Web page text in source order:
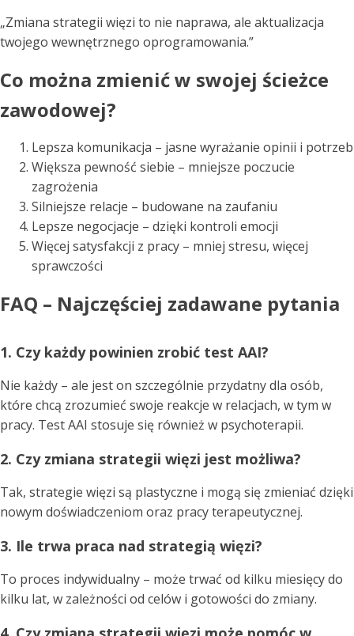
„Zmiana strategii więzi to nie naprawa, ale aktualizacja
twojego wewnętrznego oprogramowania.”
Co można zmienić w swojej ścieżce
zawodowej?
Lepsza komunikacja – jasne wyrażanie opinii i potrzeb
Większa pewność siebie – mniejsze poczucie
zagrożenia
Silniejsze relacje – budowane na zaufaniu
Lepsze negocjacje – dzięki kontroli emocji
Więcej satysfakcji z pracy – mniej stresu, więcej
sprawczości
FAQ – Najczęściej zadawane pytania
1. Czy każdy powinien zrobić test AAI?
Nie każdy – ale jest on szczególnie przydatny dla osób,
które chcą zrozumieć swoje reakcje w relacjach, w tym w
pracy. Test AAI stosuje się również w psychoterapii.
2. Czy zmiana strategii więzi jest możliwa?
Tak, strategie więzi są plastyczne i mogą się zmieniać dzięki
nowym doświadczeniom oraz pracy terapeutycznej.
3. Ile trwa praca nad strategią więzi?
To proces indywidualny – może trwać od kilku miesięcy do
kilku lat, w zależności od celów i gotowości do zmiany.